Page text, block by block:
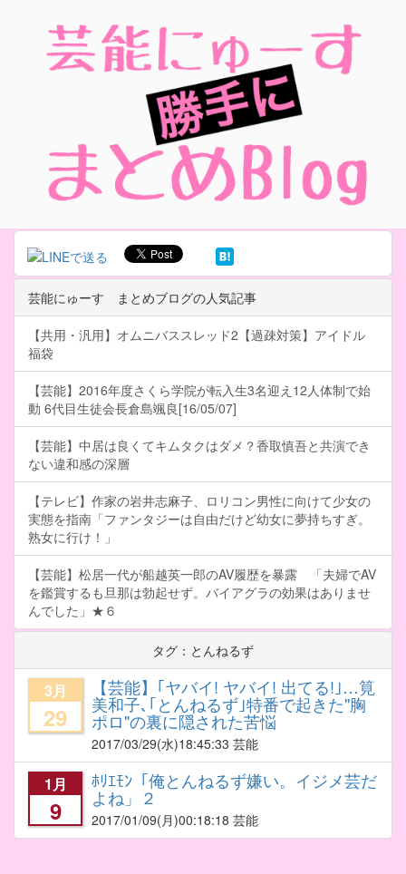
芸能にゅーす まとめブログの人気記事
【共用・汎用】オムニバススレッド2【過疎対策】アイドル
福袋
【芸能】2016年度さくら学院が転入生3名迎え12人体制で始
動 6代目生徒会長倉島颯良[16/05/07]
【芸能】中居は良くてキムタクはダメ？香取慎吾と共演でき
ない違和感の深層
【テレビ】作家の岩井志麻子、ロリコン男性に向けて少女の
実態を指南「ファンタジーは自由だけど幼女に夢持ちすぎ。
熟女に行け！」
【芸能】松居一代が船越英一郎のAV履歴を暴露 「夫婦でAV
を鑑賞するも旦那は勃起せず。バイアグラの効果はありませ
んでした」★６
タグ：とんねるず
3月
29
【芸能】｢ヤバイ! ヤバイ! 出てる!｣…筧
美和子､｢とんねるず｣特番で起きた"胸
ポロ"の裏に隠された苦悩
2017/03/29(水)18:45:33 芸能
1月
9
ﾎﾘｴﾓﾝ「俺とんねるず嫌い。イジメ芸だ
よね」２
2017/01/09(月)00:18:18 芸能